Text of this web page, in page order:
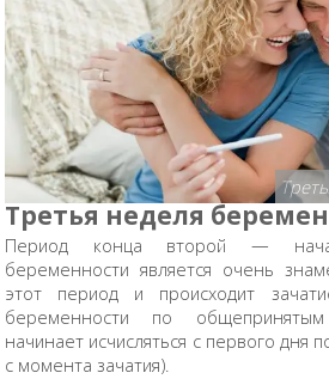
Третья неделя
Период конца второй —
беременности является очень
этот период и происходит
беременности по
начинает исчисляться с первого дня
с момента зачатия).